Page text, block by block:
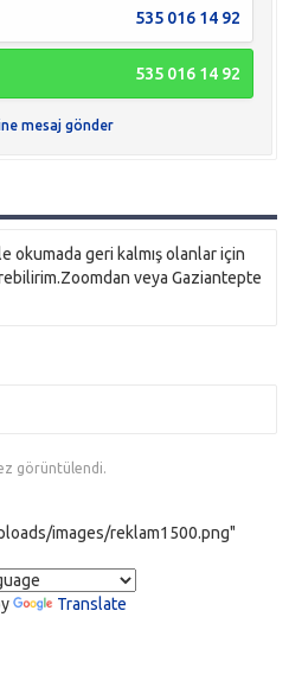
535 016 14 92
535 016 14 92
mesaj gönder
geri kalmış olanlar için
veya Gaziantepte
görüntülendi.
images/reklam1500.png"
Translate